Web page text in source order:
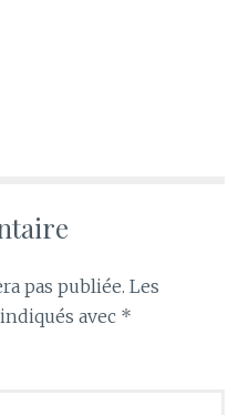
pas publiée. Les
avec *